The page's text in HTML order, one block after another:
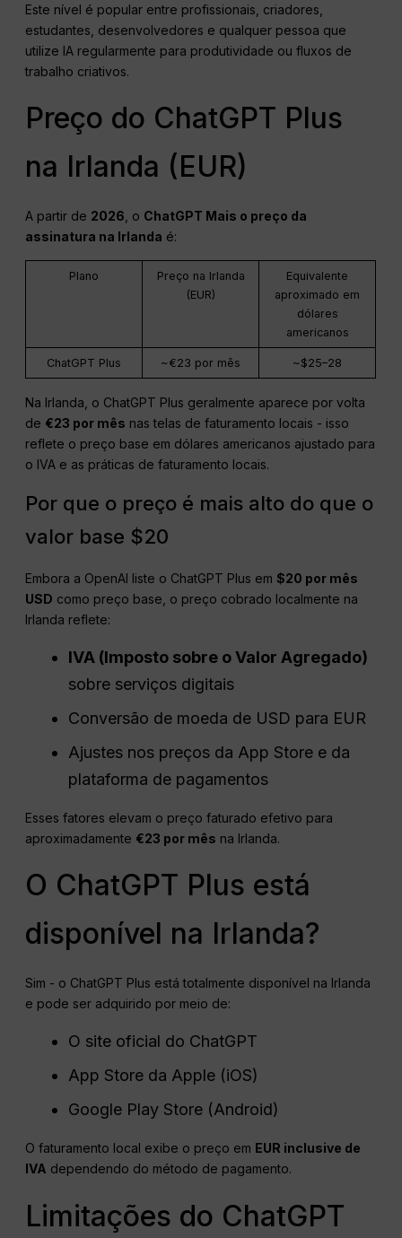
Este nível é popular entre profissionais, criadores,
estudantes, desenvolvedores e qualquer pessoa que
utilize IA regularmente para produtividade ou fluxos de
trabalho criativos.
Preço do ChatGPT Plus
na Irlanda (EUR)
A partir de 2026 , o ChatGPT Mais o preço da
assinatura na Irlanda é:
Plano
Preço na Irlanda
(EUR)
Equivalente
aproximado em
dólares
americanos
ChatGPT Plus ~€23 por mês ~$25–28
Na Irlanda, o ChatGPT Plus geralmente aparece por volta
de €23 por mês nas telas de faturamento locais - isso
reflete o preço base em dólares americanos ajustado para
o IVA e as práticas de faturamento locais.
Por que o preço é mais alto do que o
valor base $20
Embora a OpenAI liste o ChatGPT Plus em$20 por mês
USD como preço base, o preço cobrado localmente na
Irlanda reflete:
IVA (Imposto sobre o Valor Agregado)
sobre serviços digitais
Conversão de moeda de USD para EUR
Ajustes nos preços da App Store e da
plataforma de pagamentos
Esses fatores elevam o preço faturado efetivo para
aproximadamente €23 por mês na Irlanda.
O ChatGPT Plus está
disponível na Irlanda?
Sim - o ChatGPT Plus está totalmente disponível na Irlanda
e pode ser adquirido por meio de:
O site oficial do ChatGPT
App Store da Apple (iOS)
Google Play Store (Android)
O faturamento local exibe o preço em EUR inclusive de
IVA dependendo do método de pagamento.
Limitações do ChatGPT